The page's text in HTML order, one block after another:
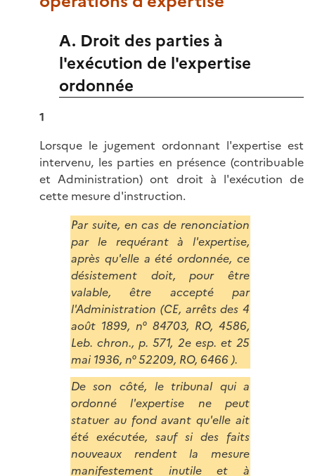
A. Droit des parties à
l'exécution de l'expertise
ordonnée
1
Lorsque le jugement ordonnant l'expertise est
intervenu, les parties en présence (contribuable
et Administration) ont droit à l'exécution de
cette mesure d'instruction.
Par suite, en cas de renonciation
par le requérant à l'expertise,
après qu'elle a été ordonnée, ce
désistement doit, pour être
valable, être accepté par
l'Administration (CE, arrêts des 4
août 1899, n° 84703, RO, 4586,
Leb. chron., p. 571, 2e esp. et 25
mai 1936, n° 52209, RO, 6466 ).
De son côté, le tribunal qui a
ordonné l'expertise ne peut
statuer au fond avant qu'elle ait
été exécutée, sauf si des faits
nouveaux rendent la mesure
manifestement inutile et à